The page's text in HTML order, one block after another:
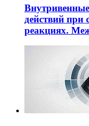
действий
реакциях.